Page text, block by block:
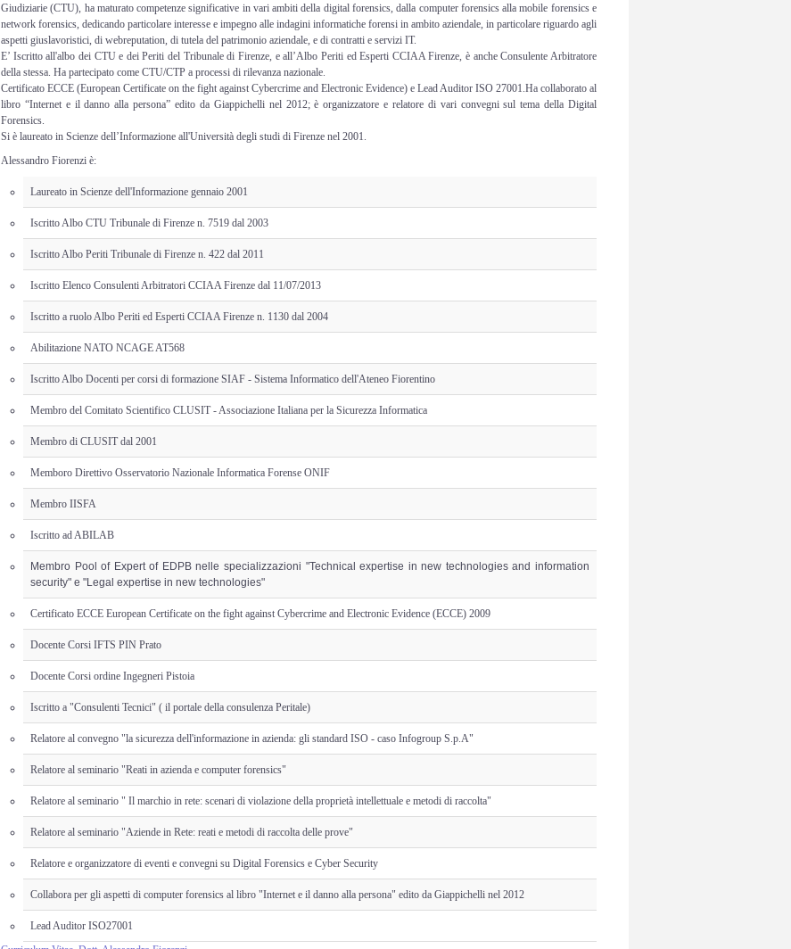
Giudiziarie (CTU), ha maturato competenze significative in vari ambiti della digital forensics, dalla computer forensics alla mobile forensics e
network forensics, dedicando particolare interesse e impegno alle indagini informatiche forensi in ambito aziendale, in particolare riguardo agli
aspetti giuslavoristici, di webreputation, di tutela del patrimonio aziendale, e di contratti e servizi IT.
E’ Iscritto all'albo dei CTU e dei Periti del Tribunale di Firenze, e all’Albo Periti ed Esperti CCIAA Firenze, è anche Consulente Arbitratore
della stessa. Ha partecipato come CTU/CTP a processi di rilevanza nazionale.
Certificato ECCE (European Certificate on the fight against Cybercrime and Electronic Evidence) e Lead Auditor ISO 27001.Ha collaborato al
libro “Internet e il danno alla persona” edito da Giappichelli nel 2012; è organizzatore e relatore di vari convegni sul tema della Digital
Forensics.
Si è laureato in Scienze dell’Informazione all'Università degli studi di Firenze nel 2001.
Alessandro Fiorenzi è:
Laureato in Scienze dell'Informazione gennaio 2001
Iscritto Albo CTU Tribunale di Firenze n. 7519 dal 2003
Iscritto Albo Periti Tribunale di Firenze n. 422 dal 2011
Iscritto Elenco Consulenti Arbitratori CCIAA Firenze dal 11/07/2013
Iscritto a ruolo Albo Periti ed Esperti CCIAA Firenze n. 1130 dal 2004
Abilitazione NATO NCAGE AT568
Iscritto Albo Docenti per corsi di formazione SIAF - Sistema Informatico dell'Ateneo Fiorentino
Membro del Comitato Scientifico CLUSIT - Associazione Italiana per la Sicurezza Informatica
Membro di CLUSIT dal 2001
Memboro Direttivo Osservatorio Nazionale Informatica Forense ONIF
Membro IISFA
Iscritto ad ABILAB
Membro Pool of Expert of EDPB nelle specializzazioni "Technical expertise in new technologies and information
security" e "Legal expertise in new technologies"
Certificato ECCE European Certificate on the fight against Cybercrime and Electronic Evidence (ECCE) 2009
Docente Corsi IFTS PIN Prato
Docente Corsi ordine Ingegneri Pistoia
Iscritto a "Consulenti Tecnici" ( il portale della consulenza Peritale)
Relatore al convegno "la sicurezza dell'informazione in azienda: gli standard ISO - caso Infogroup S.p.A"
Relatore al seminario "Reati in azienda e computer forensics"
Relatore al seminario " Il marchio in rete: scenari di violazione della proprietà intellettuale e metodi di raccolta"
Relatore al seminario "Aziende in Rete: reati e metodi di raccolta delle prove"
Relatore e organizzatore di eventi e convegni su Digital Forensics e Cyber Security
Collabora per gli aspetti di computer forensics al libro "Internet e il danno alla persona" edito da Giappichelli nel 2012
Lead Auditor ISO27001